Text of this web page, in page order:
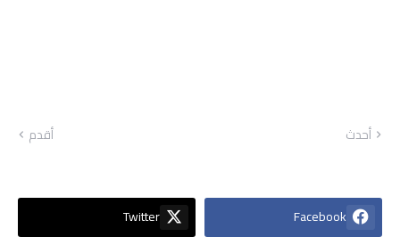
أحدث أقدم
Facebook
Twitter